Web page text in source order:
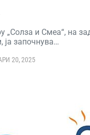
„Солза и Смеа“, на
ја започнува…
20, 2025